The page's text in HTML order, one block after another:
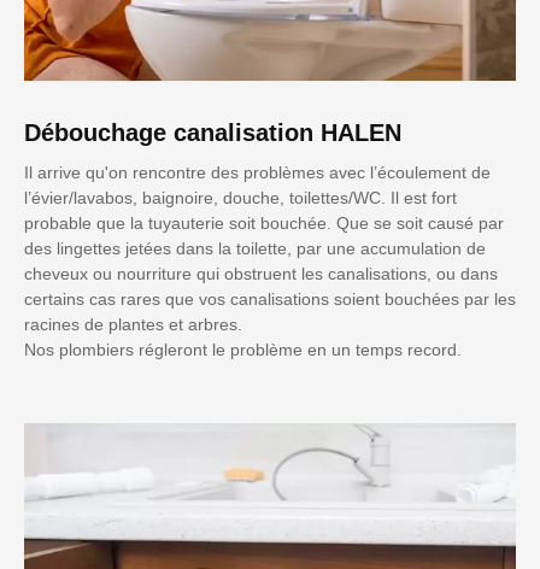
Débouchage canalisation HALEN
Il arrive qu'on rencontre des problèmes avec l’écoulement de
l’évier/lavabos, baignoire, douche, toilettes/WC. Il est fort
probable que la tuyauterie soit bouchée. Que se soit causé par
des lingettes jetées dans la toilette, par une accumulation de
cheveux ou nourriture qui obstruent les canalisations, ou dans
certains cas rares que vos canalisations soient bouchées par les
racines de plantes et arbres.
Nos plombiers régleront le problème en un temps record.